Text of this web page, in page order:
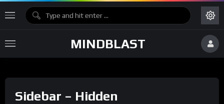
MINDBLAST
Sidebar – Hidden